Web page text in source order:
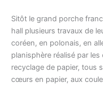
Sitôt le grand porche
hall plusieurs travaux de
coréen, en polonais, en
planisphère réalisé par les
recyclage de papier, tous
cœurs en papier, aux